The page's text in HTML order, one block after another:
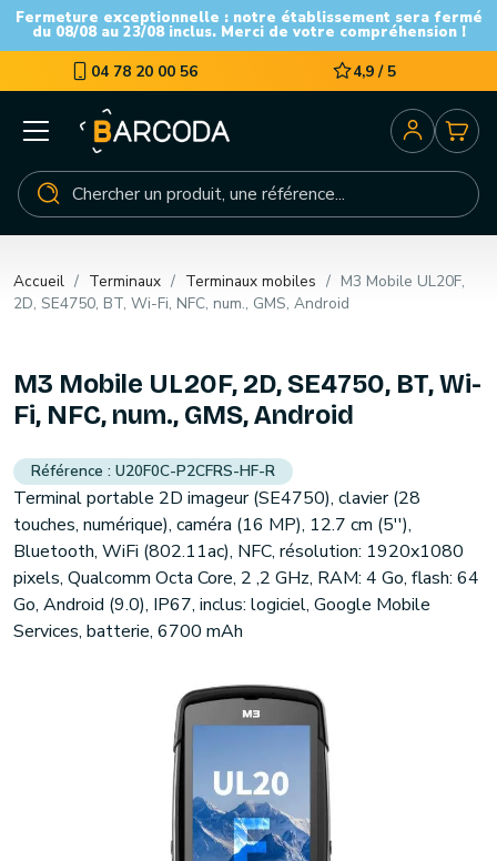
Fermeture exceptionnelle : notre établissement sera fermé
du 08/08 au 23/08 inclus. Merci de votre compréhension !
04 78 20 00 56 4,9 / 5
Accueil Terminaux Terminaux mobiles
M3 Mobile UL20F,
2D, SE4750, BT, Wi-Fi, NFC, num., GMS, Android
M3 Mobile UL20F, 2D, SE4750, BT, Wi-
Fi, NFC, num., GMS, Android
U20F0C-P2CFRS-HF-R
Terminal portable 2D imageur (SE4750), clavier (28
touches, numérique), caméra (16 MP), 12.7 cm (5''),
Bluetooth, WiFi (802.11ac), NFC, résolution: 1920x1080
pixels, Qualcomm Octa Core, 2 ,2 GHz, RAM: 4 Go, flash: 64
Go, Android (9.0), IP67, inclus: logiciel, Google Mobile
Services, batterie, 6700 mAh